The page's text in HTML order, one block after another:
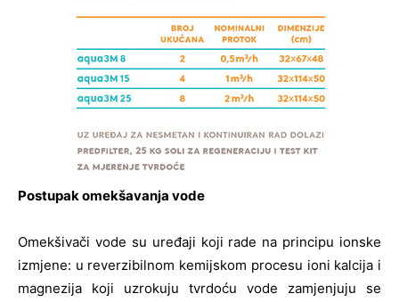
Postupak omekšavanja vode
Omekšivači vode su uređaji koji rade na principu ionske
izmjene: u reverzibilnom kemijskom procesu ioni kalcija i
magnezija koji uzrokuju tvrdoću vode zamjenjuju se